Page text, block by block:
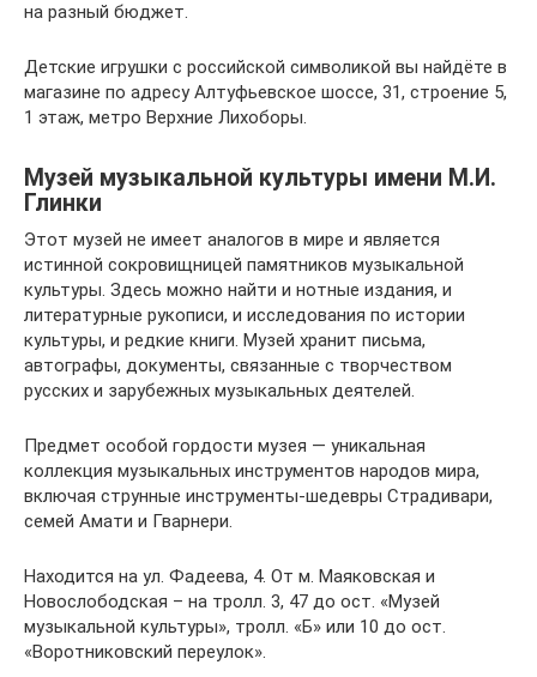
на разный бюджет.
Детские игрушки с российской символикой вы найдёте в
магазине по адресу Алтуфьевское шоссе, 31, строение 5,
1 этаж, метро Верхние Лихоборы.
Музей музыкальной культуры имени М.И.
Глинки
Этот музей не имеет аналогов в мире и является
истинной сокровищницей памятников музыкальной
культуры. Здесь можно найти и нотные издания, и
литературные рукописи, и исследования по истории
культуры, и редкие книги. Музей хранит письма,
автографы, документы, связанные с творчеством
русских и зарубежных музыкальных деятелей.
Предмет особой гордости музея — уникальная
коллекция музыкальных инструментов народов мира,
включая струнные инструменты-шедевры Страдивари,
семей Амати и Гварнери.
Находится на ул. Фадеева, 4. От м. Маяковская и
Новослободская – на тролл. 3, 47 до ост. «Музей
музыкальной культуры», тролл. «Б» или 10 до ост.
«Воротниковский переулок».